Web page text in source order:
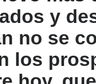
y
no se
los